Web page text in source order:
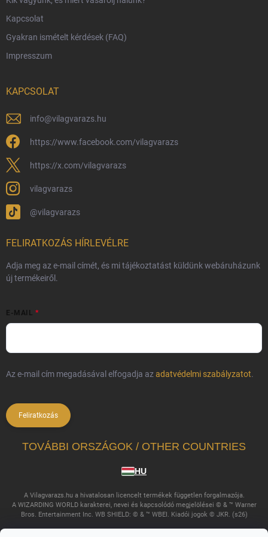
Harry Potter bolt Magyarország
Rendelésem
Reklamáció és visszáru
Hűségprogram
Általános Szerződési Feltételek
Adatvédelmi feltételek
Védjegyek és szerzői jogok
Fémjelzés és nemesfém-tájékoztató
Kapcsolat
Gyakran ismételt kérdések (FAQ)
Impresszum
KAPCSOLAT
info@vilagvarazs.hu
https://www.facebook.com/vilagvarazs
https://x.com/vilagvarazs
vilagvarazs
@vilagvarazs
FELIRATKOZÁS HÍRLEVÉLRE
Adja meg az e-mail címét, és mi tájékoztatást küldünk webáruházunk
új termékeiről.
E-MAIL
Az e-mail cím megadásával elfogadja azadatvédelmi szabályzatot.
Feliratkozás
TOVÁBBI ORSZÁGOK / OTHER COUNTRIES
HU
A Vilagvarazs.hu a hivatalosan licencelt termékek független forgalmazója.
A WIZARDING WORLD karakterei, nevei és kapcsolódó megjelölései © & ™ Warner
Bros. Entertainment Inc. WB SHIELD: © & ™ WBEI. Kiadói jogok © JKR. (s26)